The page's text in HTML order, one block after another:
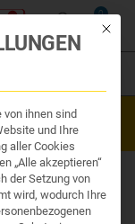
0
7 für Sie da!
Mit
von ihnen sind
und Ihre
aller Cookies
„Alle akzeptieren“
der Setzung von
wird, wodurch Ihre